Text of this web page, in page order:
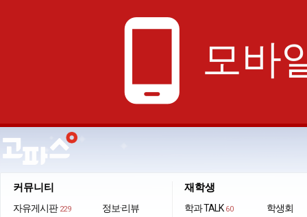
phone_android 모바
커뮤니티
자유게시판 229
정보·리뷰
재학생
학과 TALK 60
학생회